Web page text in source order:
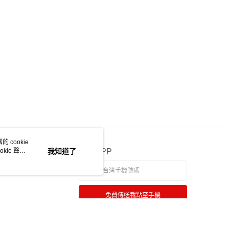
官方APP
免費傳送載點至手機
的 cookie
聲明
我知道了